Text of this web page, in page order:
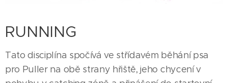
RUNNING
Tato disciplína spočívá ve střídavém běhání psa
pro Puller na obě strany hřiště, jeho chycení v